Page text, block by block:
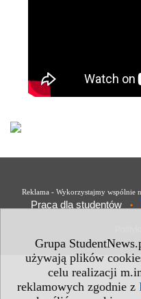
Grupa
używają plików
celu realizacji
reklamowych zgodnie z
Reklama - Wykorzystajmy wspólnie
Praca dla studentów •